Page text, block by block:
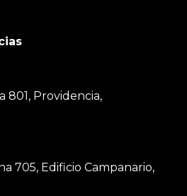
801, Providencia,
705, Edificio Campanario,